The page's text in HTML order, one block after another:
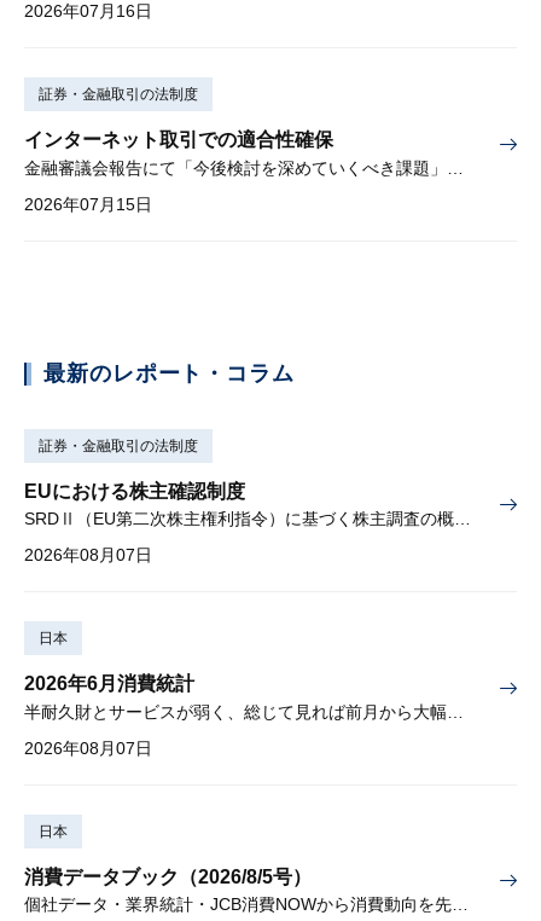
2026年07月16日
証券・金融取引の法制度
インターネット取引での適合性確保
2026年07月15日
最新のレポート・コラム
証券・金融取引の法制度
EUにおける株主確認制度
SRDⅡ（EU第二次株主権利指令）に基づく株主調査の概要と課題
2026年08月07日
日本
2026年6月消費統計
2026年08月07日
日本
消費データブック（2026/8/5号）
個社データ・業界統計・JCB消費NOWから消費動向を先取り